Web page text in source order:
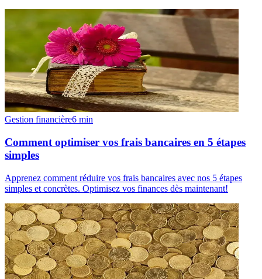
Gestion financière6 min
Comment optimiser vos frais bancaires en 5 étapes
simples
Apprenez comment réduire vos frais bancaires avec nos 5 étapes
simples et concrètes. Optimisez vos finances dès maintenant!